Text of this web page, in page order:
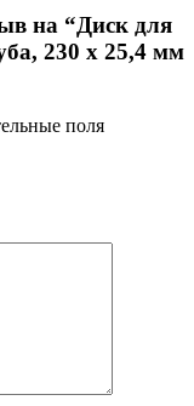
на “Диск для
230 х 25,4 мм
поля